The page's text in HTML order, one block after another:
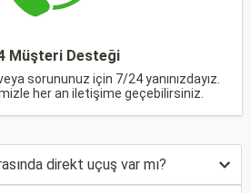
Müşteri Desteği
sorununuz için 7/24 yanınızdayız.
her an iletişime geçebilirsiniz.
direkt uçuş var mı?